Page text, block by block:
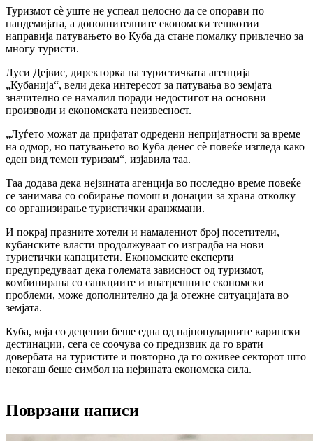
Туризмот сè уште не успеал целосно да се опорави по
пандемијата, а дополнителните економски тешкотии
направија патувањето во Куба да стане помалку привлечно за
многу туристи.
Луси Дејвис, директорка на туристичката агенција
„Кубанија“, вели дека интересот за патувања во земјата
значително се намалил поради недостигот на основни
производи и економската неизвесност.
„Луѓето можат да прифатат одредени непријатности за време
на одмор, но патувањето во Куба денес сè повеќе изгледа како
еден вид темен туризам“, изјавила таа.
Таа додава дека нејзината агенција во последно време повеќе
се занимава со собирање помош и донации за храна отколку
со организирање туристички аранжмани.
И покрај празните хотели и намалениот број посетители,
кубанските власти продолжуваат со изградба на нови
туристички капацитети. Економските експерти
предупредуваат дека големата зависност од туризмот,
комбинирана со санкциите и внатрешните економски
проблеми, може дополнително да ја отежне ситуацијата во
земјата.
Куба, која со децении беше една од најпопуларните карипски
дестинации, сега се соочува со предизвик да го врати
довербата на туристите и повторно да го оживее секторот што
некогаш беше симбол на нејзината економска сила.
Поврзани написи